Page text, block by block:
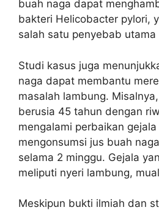
buah naga dapat
bakteri Helicobacter pylori,
salah satu penyebab
Studi kasus juga
naga dapat membantu
masalah lambung.
berusia 45 tahun dengan
mengalami perbaikan
mengonsumsi jus buah
selama 2 minggu. Gejala
meliputi nyeri lambung,
Meskipun bukti ilmiah dan